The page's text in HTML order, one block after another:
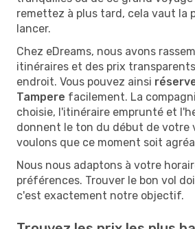
remettez à plus tard, cela vaut la
lancer.
Chez eDreams, nous avons
itinéraires et des prix
endroit. Vous pouvez ainsi
Tampere facilement. La
choisie, l'itinéraire emprunté et
donnent le ton du début de votre
voulons que ce moment soit
Nous nous adaptons à votre
préférences. Trouver le bon vol
c'est exactement notre objectif.